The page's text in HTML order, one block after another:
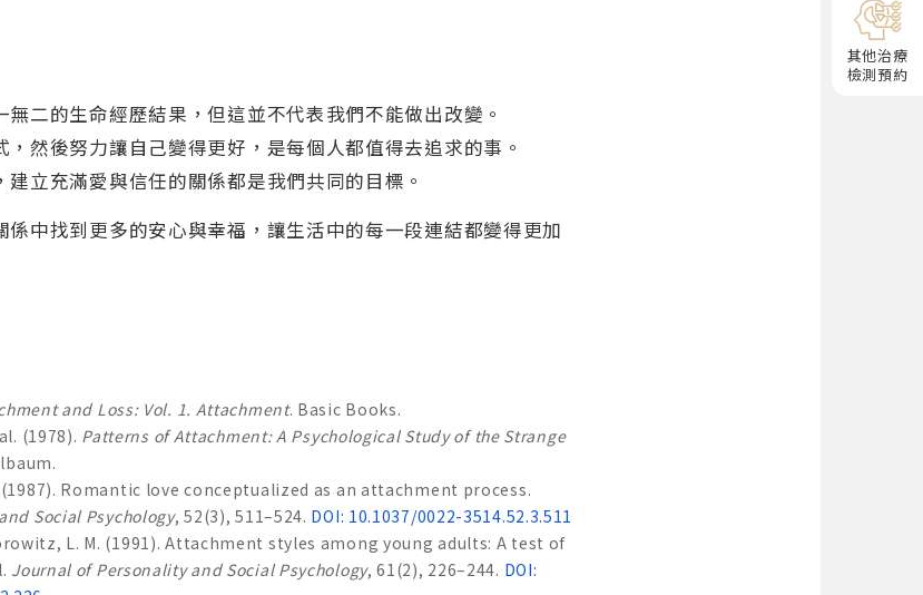
二的生命經歷結果，但這並不代表我們不能做出改變。
然後努力讓自己變得更好，是每個人都值得去追求的事。
立充滿愛與信任的關係都是我們共同的目標。
中找到更多的安心與幸福，讓生活中的每一段連結都變得更加
and Loss: Vol. 1. Attachment. Basic Books.
(1978). Patterns of Attachment: A Psychological Study of the Strange
(1987). Romantic love conceptualized as an attachment process.
Social Psychology, 52(3), 511–524. DOI: 10.1037/0022-3514.52.3.511
L. M. (1991). Attachment styles among young adults: A test of
Journal of Personality and Social Psychology, 61(2), 226–244. DOI:
其他治療
檢測預約